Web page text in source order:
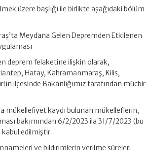
üzere başlığı ile birlikte aşağıdaki bölüm
Meydana Gelen Depremden Etkilenen
deprem felaketine ilişkin olarak,
Hatay, Kahramanmaraş, Kilis,
ilçesinde Bakanlığımız tarafından mücbir
mükellefiyet kaydı bulunan mükelleflerin,
bakımından 6/2/2023 ila 31/7/2023 (bu
kabul edilmiştir.
ve bildirimlerin verilme süreleri